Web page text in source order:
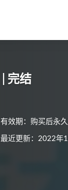
完结
有效期：购买后永
最近更新：2022年